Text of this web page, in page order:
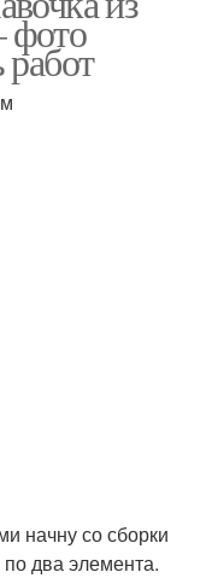
начну со сборки
два элемента.